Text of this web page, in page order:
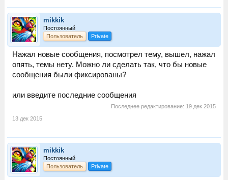
mikkik
Постоянный
Пользователь
Private
Нажал новые сообщения, посмотрел тему, вышел, нажал
опять, темы нету. Можно ли сделать так, что бы новые
сообщения были фиксированы?
или введите последние сообщения
Последнее редактирование: 19 дек 2015
13 дек 2015
mikkik
Постоянный
Пользователь
Private